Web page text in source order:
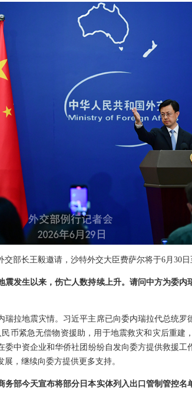
部长王毅邀请，沙特外交大臣费萨尔将于6月30日
震发生以来，伤亡人数持续上升。请问中方为委
瑞拉地震灾情。习近平主席已向委内瑞拉代总统
币紧急无偿物资援助，用于地震救灾和灾后重
委中资企业和华侨社团纷纷自发向委方提供救援
，继续向委方提供更多支持。
务部今天宣布将部分日本实体列入出口管制管控